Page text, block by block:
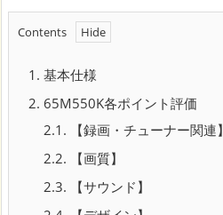
Contents
1. 基本仕様
2. 65M550K各ポイント評価
2.1. 【録画・チューナー関連】
2.2. 【画質】
2.3. 【サウンド】